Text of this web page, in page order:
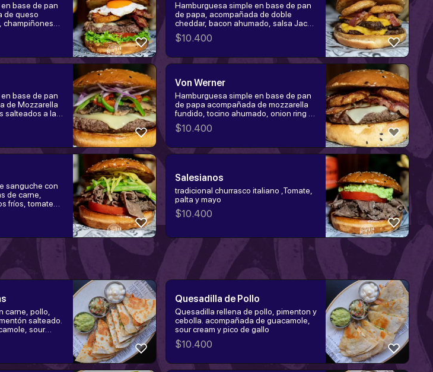
base de pan
de queso
champiñones
tocino
onion
o pollo
Hamburguesa simple en base de pan
de papa, acompañada de doble
cheddar, bacon ahumado, salsa Jack
Daniels y onion ring. Elige la proteína:
hamburguesa, churrasco o pollo
$10.400
base de pan
de Mozzarella
salteados a la
y salsa de
Von Werner
Hamburguesa simple en base de pan
de papa acompañada de mozzarella
fundido, tocino ahumado, onion ring y
salsa bbq. Elige la proteína:
hamburguesa, churrasco o pollo
$10.400
sanguche con
de carne,
fríos, tomates
Salesianos
tradicional churrasco italiano ,Tomate,
palta y mayo
$10.400
carne, pollo,
salteado.
sour
Quesadilla de Pollo
Quesadilla rellena de pollo, pimenton y
cebolla. acompañada de guacamole,
sour cream y pico de gallo
$10.400